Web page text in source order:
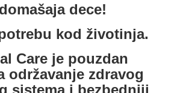
dece!
kod životinja.
Care je pouzdan
održavanje zdravog
sistema i bezbedniji